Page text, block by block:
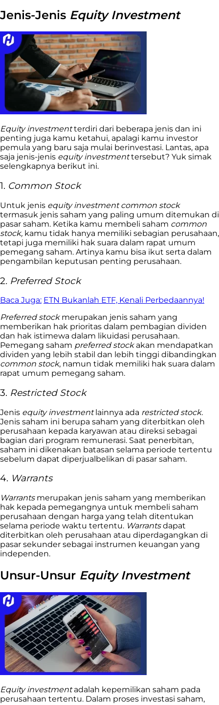
Jenis-Jenis Equity Investment
Equity investmentterdiri dari beberapa jenis dan ini
penting juga kamu ketahui, apalagi kamu investor
pemula yang baru saja mulai berinvestasi. Lantas, apa
saja jenis-jenis equity investmenttersebut? Yuk simak
selengkapnya berikut ini.
1. Common Stock
Untuk jenis equity investment common stock
termasuk jenis saham yang paling umum ditemukan di
pasar saham. Ketika kamu membeli saham common
stock, kamu tidak hanya memiliki sebagian perusahaan,
tetapi juga memiliki hak suara dalam rapat umum
pemegang saham. Artinya kamu bisa ikut serta dalam
pengambilan keputusan penting perusahaan.
2. Preferred Stock
Baca Juga: ETN Bukanlah ETF, Kenali Perbedaannya!
Preferred stock merupakan jenis saham yang
memberikan hak prioritas dalam pembagian dividen
dan hak istimewa dalam likuidasi perusahaan.
Pemegang saham preferred stockakan mendapatkan
dividen yang lebih stabil dan lebih tinggi dibandingkan
common stock, namun tidak memiliki hak suara dalam
rapat umum pemegang saham.
3. Restricted Stock
Jenis equity investmentlainnya ada restricted stock.
Jenis saham ini berupa saham yang diterbitkan oleh
perusahaan kepada karyawan atau direksi sebagai
bagian dari program remunerasi. Saat penerbitan,
saham ini dikenakan batasan selama periode tertentu
sebelum dapat diperjualbelikan di pasar saham.
4. Warrants
Warrantsmerupakan jenis saham yang memberikan
hak kepada pemegangnya untuk membeli saham
perusahaan dengan harga yang telah ditentukan
selama periode waktu tertentu. Warrantsdapat
diterbitkan oleh perusahaan atau diperdagangkan di
pasar sekunder sebagai instrumen keuangan yang
independen.
Unsur-Unsur Equity Investment
Equity investmentadalah kepemilikan saham pada
perusahaan tertentu. Dalam proses investasi saham,